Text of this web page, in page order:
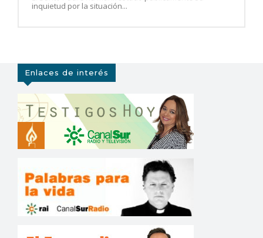
inquietud por la situación...
Enlaces de interés